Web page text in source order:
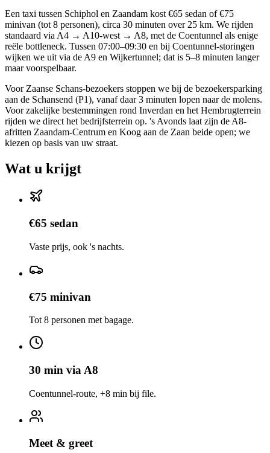
Een taxi tussen Schiphol en Zaandam kost €65 sedan of €75
minivan (tot 8 personen), circa 30 minuten over 25 km. We rijden
standaard via A4 → A10-west → A8, met de Coentunnel als enige
reële bottleneck. Tussen 07:00–09:30 en bij Coentunnel-storingen
wijken we uit via de A9 en Wijkertunnel; dat is 5–8 minuten langer
maar voorspelbaar.
Voor Zaanse Schans-bezoekers stoppen we bij de bezoekersparking
aan de Schansend (P1), vanaf daar 3 minuten lopen naar de molens.
Voor zakelijke bestemmingen rond Inverdan en het Hembrugterrein
rijden we direct het bedrijfsterrein op. 's Avonds laat zijn de A8-
afritten Zaandam-Centrum en Koog aan de Zaan beide open; we
kiezen op basis van uw straat.
Wat u krijgt
€65 sedan
Vaste prijs, ook 's nachts.
€75 minivan
Tot 8 personen met bagage.
30 min via A8
Coentunnel-route, +8 min bij file.
Meet & greet